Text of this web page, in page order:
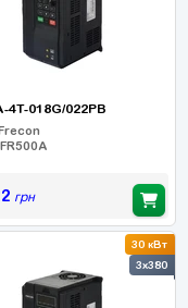
4T-018G/022PB
FR500A
грн
30 кВт
3x380